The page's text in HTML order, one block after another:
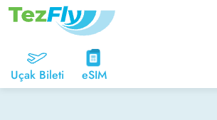
Uçak Bileti eSIM